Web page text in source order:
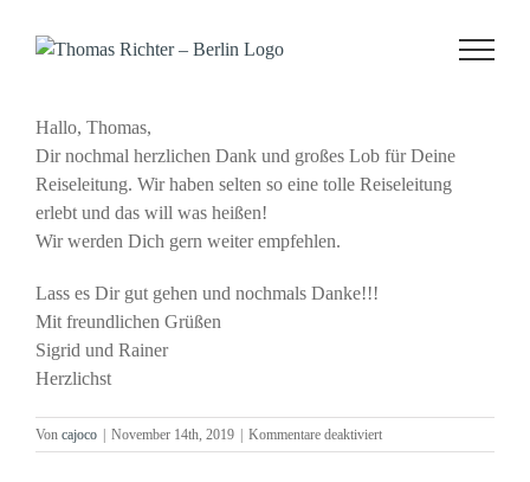
Inhalt
Hallo, Thomas,
Dir nochmal herzlichen Dank und großes Lob für Deine
Reiseleitung. Wir haben selten so eine tolle Reiseleitung
erlebt und das will was heißen!
Wir werden Dich gern weiter empfehlen.
Lass es Dir gut gehen und nochmals Danke!!!
Mit freundlichen Grüßen
Sigrid und Rainer
Herzlichst
Von cajoco November 14th, 2019 Kommentare deaktiviertfür